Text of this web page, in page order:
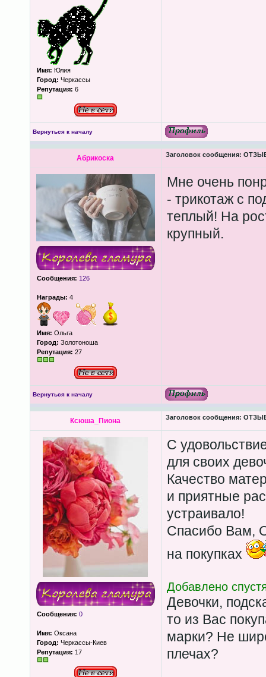
Имя: Юлия
Город: Черкассы
Репутация: 6
Вернуться к началу
Абрикоска Заголовок сообщения:
Сообщения: 126
Награды: 4
Имя: Ольга
Город: Золотоноша
Репутация: 27
Мне очень
- трикотаж с
теплый! На
крупный.
Вернуться к началу
Ксюша_Пиона Заголовок сообщения:
Сообщения: 0
Имя: Оксана
Город: Черкассы-Киев
Репутация: 17
С
для своих
Качество
и приятные
устраивало!
Спасибо Вам,
на покупках
Добавлено
Девочки,
то из Вас
марки? Не
плечах?